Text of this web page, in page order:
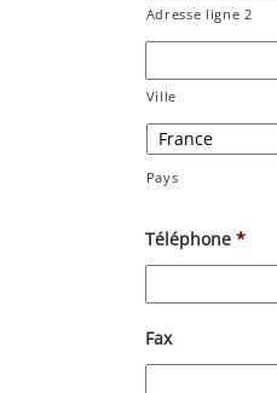
Adresse ligne 2
Ville
Pays
Téléphone *
Fax